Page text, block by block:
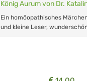
König Aurum von Dr.
Ein homöopathisches
und kleine Leser,